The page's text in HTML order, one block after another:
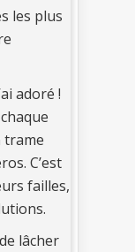
les plus
adoré !
trame
C’est
failles,
lâcher